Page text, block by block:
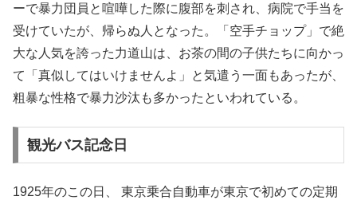
ーで暴力団員と喧嘩した際に腹部を刺され、病院で手当を
受けていたが、帰らぬ人となった。「空手チョップ」で絶
大な人気を誇った力道山は、お茶の間の子供たちに向かっ
て「真似してはいけませんよ」と気遣う一面もあったが、
粗暴な性格で暴力沙汰も多かったといわれている。
観光バス記念日
1925年のこの日、 東京乗合自動車が東京で初めての定期